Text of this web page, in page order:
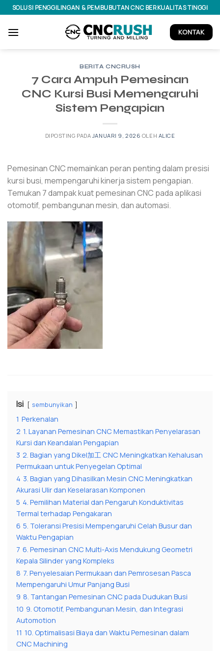
Lewati
ke
konten
SOLUSI PENGGILINGAN & PEMBUBUTAN CNC BERKUALITAS TINGGI
KONTAK
BERITA CNCRUSH
7 Cara Ampuh Pemesinan
CNC Kursi Busi Memengaruhi
Sistem Pengapian
DIPOSTING PADAJANUARI 9, 2026 OLEH ALICE
Pemesinan CNC memainkan peran penting dalam presisi
kursi busi, mempengaruhi kinerja sistem pengapian.
Temukan 7 dampak kuat pemesinan CNC pada aplikasi
otomotif, pembangunan mesin, dan automasi.
Isi sembunyikan
1 Perkenalan
2 1. Layanan Pemesinan CNC Memastikan Penyelarasan
Kursi dan Keandalan Pengapian
3 2. Bagian yang Dikel加工 CNC Meningkatkan Kehalusan
Permukaan untuk Penyegelan Optimal
4 3. Bagian yang Dihasilkan Mesin CNC Meningkatkan
Akurasi Ulir dan Keselarasan Komponen
5 4. Pemilihan Material dan Pengaruh Konduktivitas
Termal terhadap Pengakaran
6 5. Toleransi Presisi Mempengaruhi Celah Busur dan
Waktu Pengapian
7 6. Pemesinan CNC Multi-Axis Mendukung Geometri
Kepala Silinder yang Kompleks
8 7. Penyelesaian Permukaan dan Pemrosesan Pasca
Mempengaruhi Umur Panjang Busi
9 8. Tantangan Pemesinan CNC pada Dudukan Busi
10 9. Otomotif, Pembangunan Mesin, dan Integrasi
Automotion
11 10. Optimalisasi Biaya dan Waktu Pemesinan dalam
CNC Machining